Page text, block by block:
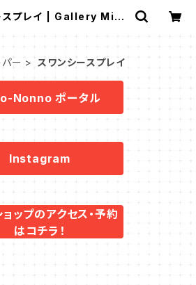
スプレイ | Gallery Miko
ー スワンシースプレイ
Nonno ポータル
Instagram
ョップのアクセス・予約
はコチラ！